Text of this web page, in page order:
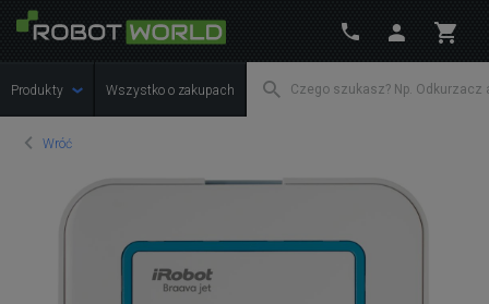
Produkty Wszystko o zakupach
Wróć